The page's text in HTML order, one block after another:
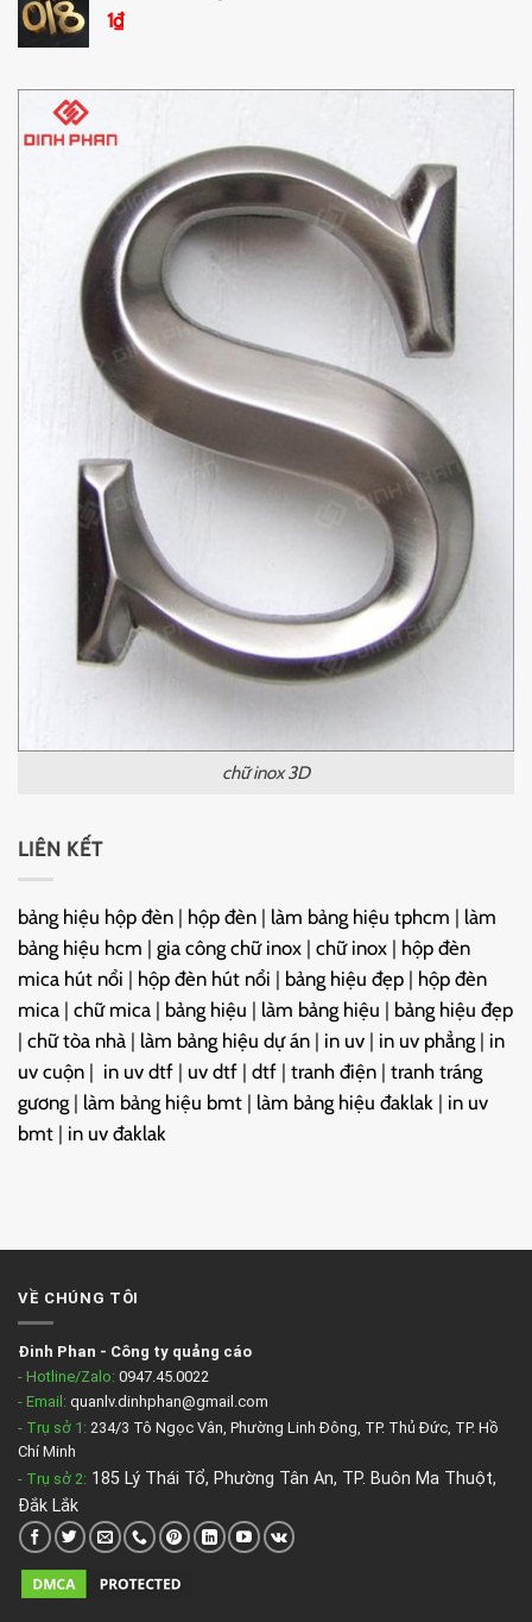
1₫
chữ inox 3D
LIÊN KẾT
bảng hiệu hộp đèn | hộp đèn | làm bảng hiệu tphcm | làm
bảng hiệu hcm | gia công chữ inox | chữ inox | hộp đèn
mica hút nổi | hộp đèn hút nổi | bảng hiệu đẹp | hộp đèn
mica | chữ mica | bảng hiệu | làm bảng hiệu | bảng hiệu đẹp
| chữ tòa nhà | làm bảng hiệu dự án | in uv | in uv phẳng | in
uv cuộn | in uv dtf | uv dtf | dtf | tranh điện | tranh tráng
gương | làm bảng hiệu bmt | làm bảng hiệu đaklak | in uv
bmt | in uv đaklak
VỀ CHÚNG TÔI
Đinh Phan - Công ty quảng cáo
- Hotline/Zalo: 0947.45.0022
- Email: quanlv.dinhphan@gmail.com
- Trụ sở 1: 234/3 Tô Ngọc Vân, Phường Linh Đông, TP. Thủ Đức, TP. Hồ
Chí Minh
- Trụ sở 2: 185 Lý Thái Tổ, Phường Tân An, TP. Buôn Ma Thuột,
Đắk Lắk